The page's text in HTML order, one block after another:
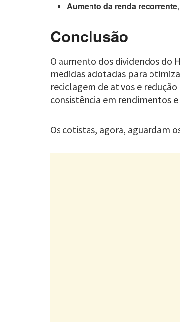
Aumento da renda recorrente
Conclusão
O aumento dos dividendos do
medidas adotadas para
reciclagem de ativos e
consistência em rendimentos
Os cotistas, agora, aguardam